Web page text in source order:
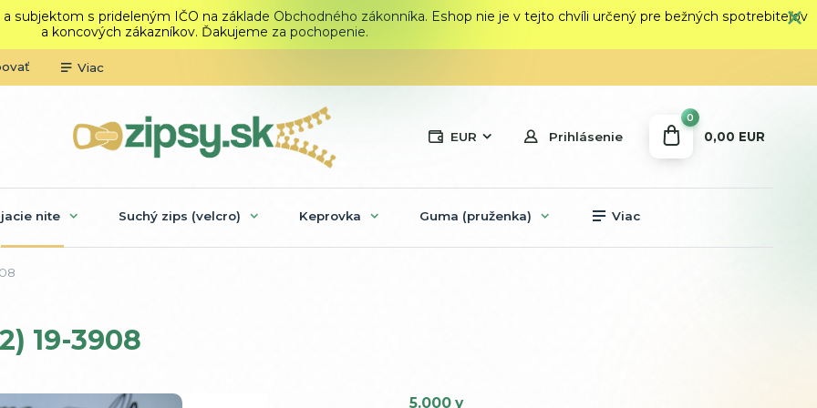
subjektom s prideleným IČO na základe Obchodného zákonníka. Eshop nie je v tejto chvíli určený pre bežných spotrebiteľov
a koncových zákazníkov. Ďakujeme za pochopenie.
Viac
EUR Prihlásenie
0
0,00 EUR
nite Suchý zips (velcro) Keprovka Guma (pruženka) Viac
19-3908
5.000 y